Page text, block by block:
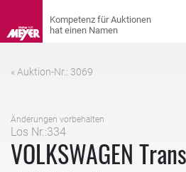
« Auktion-Nr.: 3069
Änderungen vorbehalten
Los Nr.:334
VOLKSWAGEN